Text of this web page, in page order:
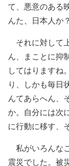
て、悪意のある
んた、日本人か
それに対して
ん、まことに抑
してはりますね
り、しかも毎日
んてあらへん、
か。自分には次
に行動に移す、
私がいろんな
震災でした。被